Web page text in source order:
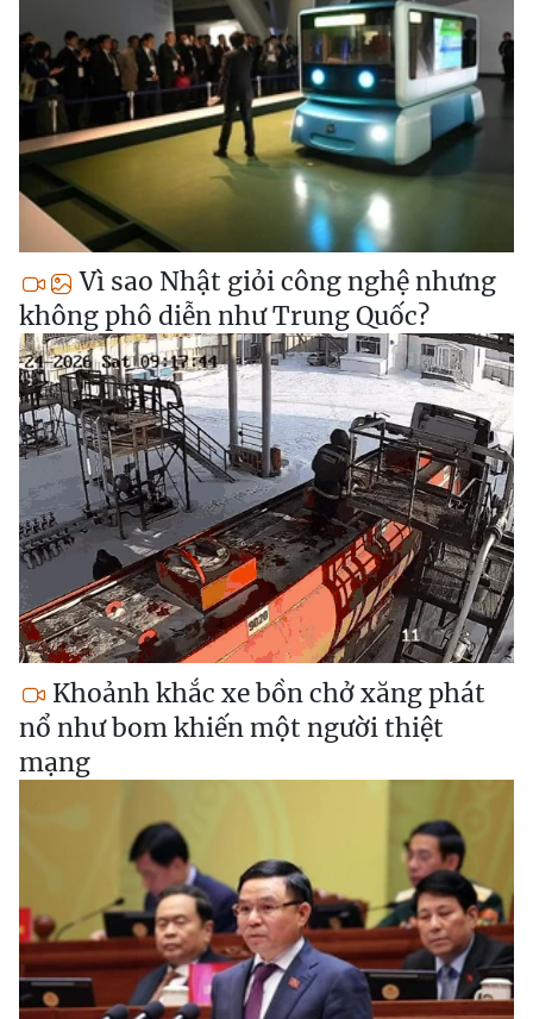
Vì sao Nhật giỏi công nghệ nhưng
không phô diễn như Trung Quốc?
Khoảnh khắc xe bồn chở xăng phát
nổ như bom khiến một người thiệt
mạng